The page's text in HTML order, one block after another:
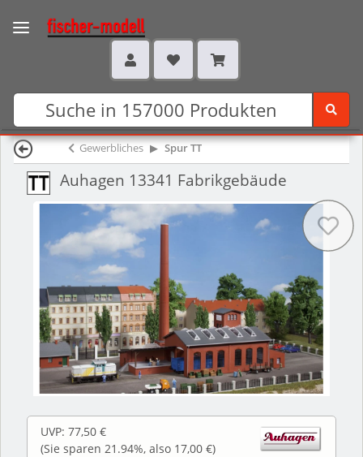
Gewerbliches Spur TT
Auhagen 13341 Fabrikgebäude
UVP: 77,50 €
(Sie sparen 21.94%, also 17,00 €)